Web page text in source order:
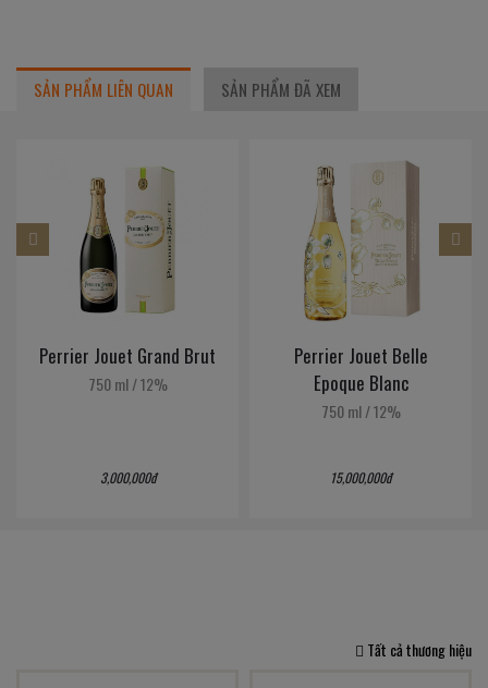
SẢN PHẨM LIÊN QUAN SẢN PHẨM ĐÃ XEM
Perrier Jouet Belle
Epoque Blanc
15,000,000đ
Luc Belaire Rare Rose
(Đèn)
750 ml/ 12.5%
1,500,000đ
Tất cả thương hiệu